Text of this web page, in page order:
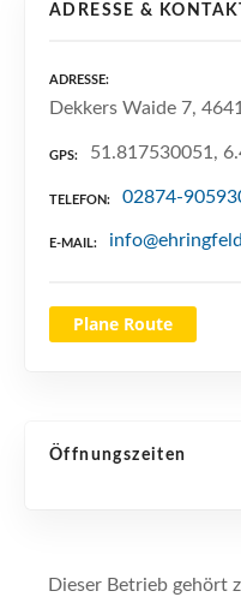
ADRESSE &
ADRESSE
Dekkers Waide 7,
GPS 51.817530051,
TELEFON 02874-
E-MAIL
Plane Route
Öffnungszeiten
Dieser Betrieb gehört